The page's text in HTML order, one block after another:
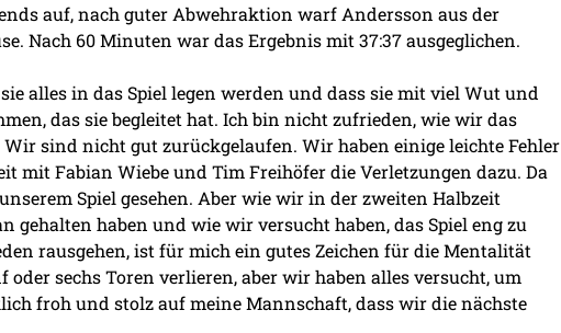
auf, nach guter Abwehraktion warf Andersson aus der
Nach 60 Minuten war das Ergebnis mit 37:37 ausgeglichen.
alles in das Spiel legen werden und dass sie mit viel Wut und
das sie begleitet hat. Ich bin nicht zufrieden, wie wir das
sind nicht gut zurückgelaufen. Wir haben einige leichte Fehler
mit Fabian Wiebe und Tim Freihöfer die Verletzungen dazu. Da
Spiel gesehen. Aber wie wir in der zweiten Halbzeit
gehalten haben und wie wir versucht haben, das Spiel eng zu
rausgehen, ist für mich ein gutes Zeichen für die Mentalität
sechs Toren verlieren, aber wir haben alles versucht, um
froh und stolz auf meine Mannschaft, dass wir die nächste